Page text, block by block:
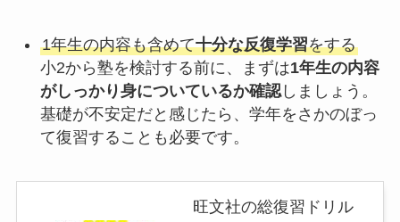
1年生の内容も含めて十分な反復学習をする
小2から塾を検討する前に、まずは1年生の内容
がしっかり身についているか確認しましょう。
基礎が不安定だと感じたら、学年をさかのぼっ
て復習することも必要です。
旺文社の総復習ドリル